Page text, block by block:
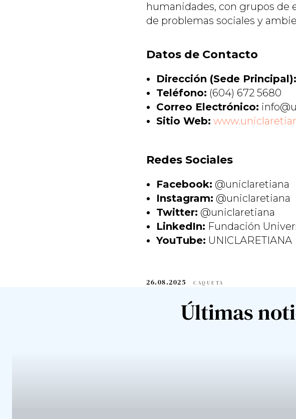
humanidades, con grupos de
de problemas sociales y
Datos de Contacto
Dirección (Sede Principal):
Teléfono: (604) 672 5680
Correo Electrónico:
Sitio Web:
Redes Sociales
Facebook: @uniclaretiana
Instagram: @uniclaretiana
Twitter: @uniclaretiana
LinkedIn: Fundación
YouTube: UNICLARETIANA
26.08.2025 CAQUETA
Últimas